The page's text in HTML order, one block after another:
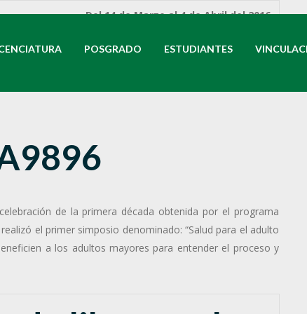
POSGRADO ESTUDIANTES
Del 14 de Marzo al 4 de Abril del 2016.
Simposio para
de la primera década obtenida por el programa
el primer simposio denominado: “Salud para el adulto
a los adultos mayores para entender el proceso y